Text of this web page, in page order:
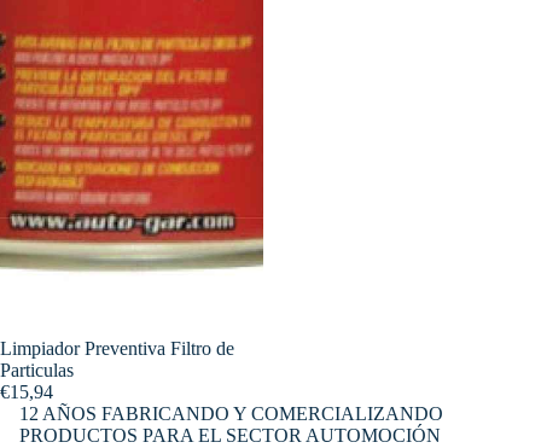
Limpiador Preventiva Filtro de
Particulas
€15,94
12 AÑOS FABRICANDO Y COMERCIALIZANDO
PRODUCTOS PARA EL SECTOR AUTOMOCIÓN